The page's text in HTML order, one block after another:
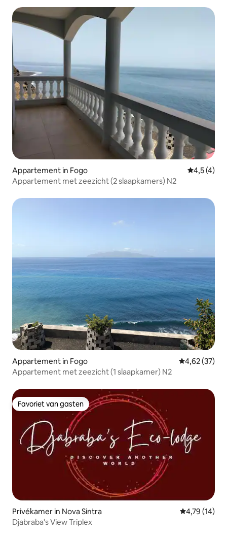
Appartement in Fogo
4,5 (4)
Appartement met zeezicht (2 slaapkamers) N2
Appartement in Fogo Gemiddelde
4,62 (37)
Appartement met zeezicht (1 slaapkamer) N2
Favoriet van gasten
Favoriet van gasten
Privékamer in Nova Sintra Gemiddelde
4,79 (14)
Djabraba's View Triplex